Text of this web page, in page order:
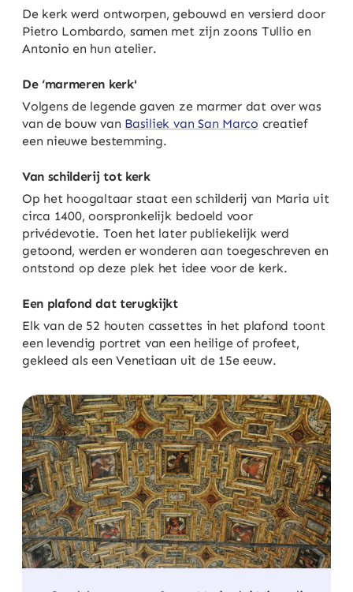
De kerk werd ontworpen, gebouwd en versierd door
Pietro Lombardo, samen met zijn zoons Tullio en
Antonio en hun atelier.
De ‘marmeren kerk'
Volgens de legende gaven ze marmer dat over was
van de bouw van Basiliek van San Marco creatief
een nieuwe bestemming.
Van schilderij tot kerk
Op het hoogaltaar staat een schilderij van Maria uit
circa 1400, oorspronkelijk bedoeld voor
privédevotie. Toen het later publiekelijk werd
getoond, werden er wonderen aan toegeschreven en
ontstond op deze plek het idee voor de kerk.
Een plafond dat terugkijkt
Elk van de 52 houten cassettes in het plafond toont
een levendig portret van een heilige of profeet,
gekleed als een Venetiaan uit de 15e eeuw.